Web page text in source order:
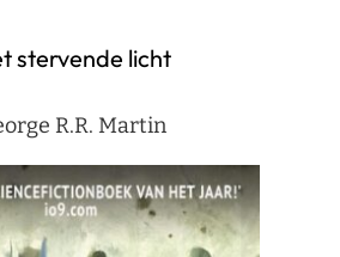
stervende licht
R.R. Martin